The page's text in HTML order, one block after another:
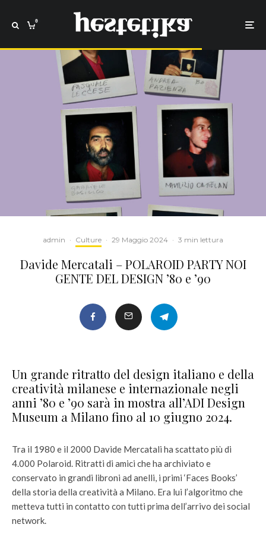
0
admin · Culture · 29 Maggio 2024 · 3 min lettura
Davide Mercatali – POLAROID PARTY NOI
GENTE DEL DESIGN ’80 e ’90
Un grande ritratto del design italiano e della
creatività milanese e internazionale negli
anni ’80 e ’90 sarà in mostra all’ADI Design
Museum a Milano fino al 10 giugno 2024.
Tra il 1980 e il 2000 Davide Mercatali ha scattato più di
4.000 Polaroid. Ritratti di amici che ha archiviato e
conservato in grandi libroni ad anelli, i primi ‘Faces Books’
della storia della creatività a Milano. Era lui l’algoritmo che
metteva tutti in contatto con tutti prima dell’arrivo dei social
network.